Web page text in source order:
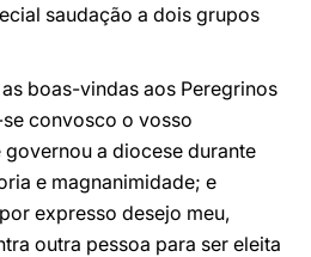
saudação a dois grupos
boas-vindas aos Peregrinos
convosco o vosso
a diocese durante
e magnanimidade; e
expresso desejo meu,
outra pessoa para ser eleita